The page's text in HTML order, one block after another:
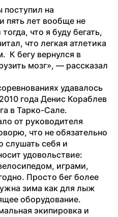
на
пять лет вообще не
что я буду бегать,
что легкая атлетика
К бегу вернулся в
мозг», — рассказал
удавалось
в Тарко-Сале.
от руководителя
что не обязательно
слушать себя и
удовольствие:
играми,
Просто бег более
зима как для лыж
оборудование.
экипировка и